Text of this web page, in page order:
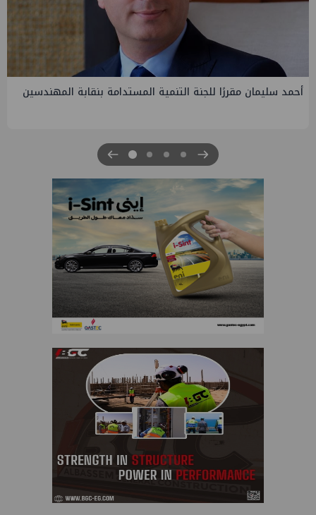
PMS تنهي أعمال إنزال الخطوط البحرية الثلاث بمشروع المرحلة